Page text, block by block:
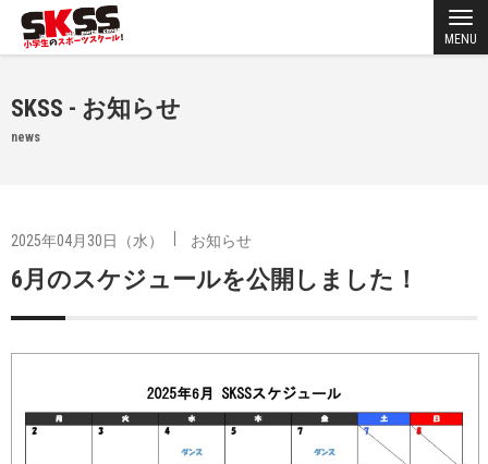
MENU
SKSS - お知らせ
news
2025年04月30日（水） お知らせ
6月のスケジュールを公開しました！